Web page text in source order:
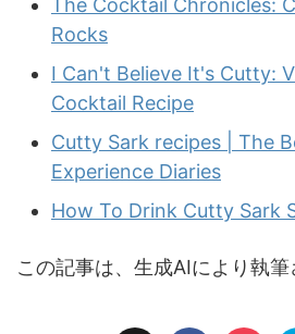
Rocks
I Can't Believe It's Cutty:
Cocktail Recipe
Cutty Sark recipes | The
Experience Diaries
How To Drink Cutty Sark
この記事は、生成AIにより執筆